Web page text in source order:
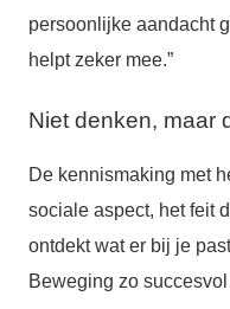
persoonlijke aandacht
helpt zeker mee.”
Niet denken, maar
De kennismaking met
sociale aspect, het feit
ontdekt wat er bij je
Beweging zo